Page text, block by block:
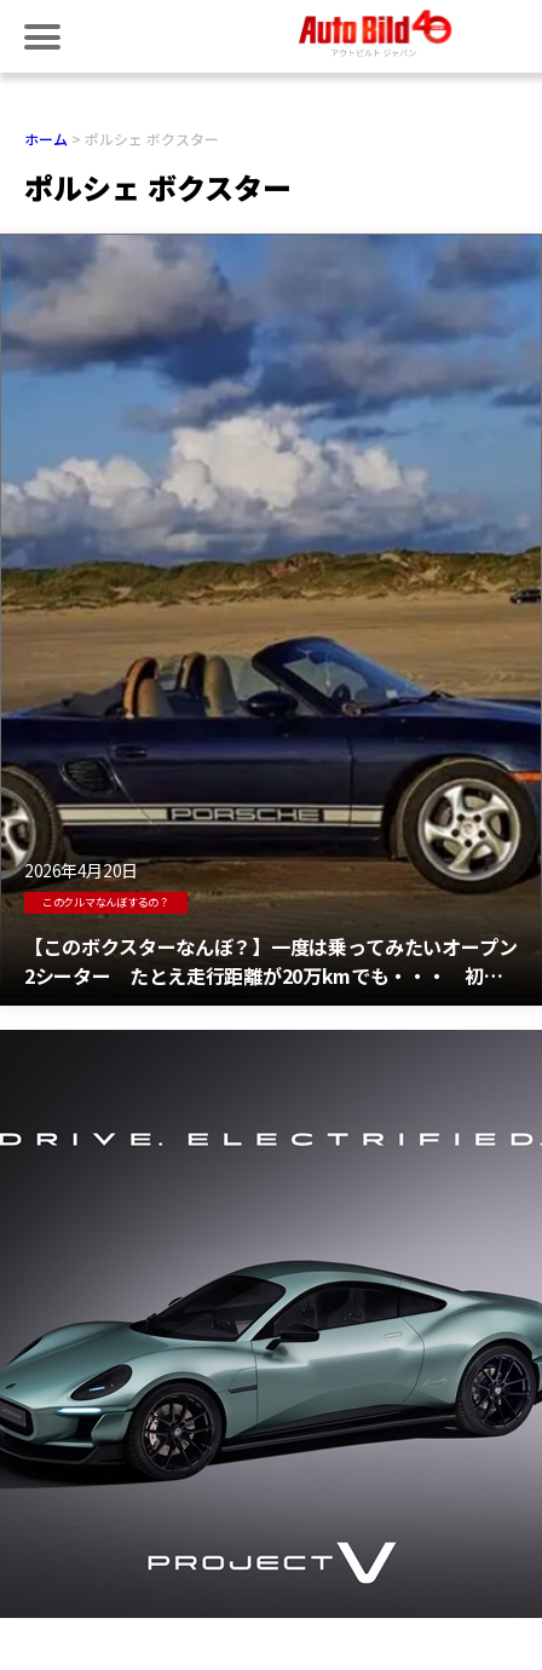
ホーム ポルシェ ボクスター
ポルシェ ボクスター
2026年4月20日
このクルマなんぼするの？
【このボクスターなんぼ？】一度は乗ってみたいオープン
2シーター たとえ走行距離が20万kmでも・・・ 初代
ポルシェ ボクスターが安価で販売中！